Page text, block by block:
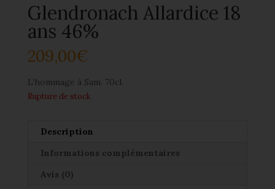
Glendronach Allardice 18
ans 46%
209,00€
L’hommage à Sam. 70cl.
Rupture de stock
Description
Informations complémentaires
Avis (0)